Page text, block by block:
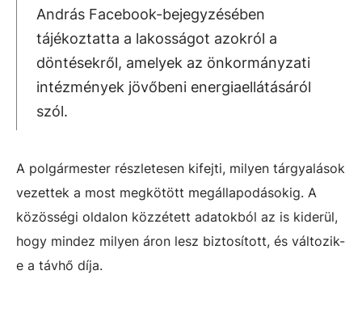
András Facebook-bejegyzésében
tájékoztatta a lakosságot azokról a
döntésekről, amelyek az önkormányzati
intézmények jövőbeni energiaellátásáról
szól.
A polgármester részletesen kifejti, milyen tárgyalások
vezettek a most megkötött megállapodásokig. A
közösségi oldalon közzétett adatokból az is kiderül,
hogy mindez milyen áron lesz biztosított, és változik-
e a távhő díja.